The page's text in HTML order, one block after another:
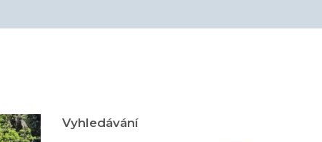
Vyhledávání